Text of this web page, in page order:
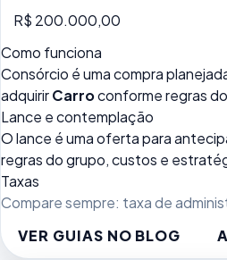
R$ 200.000,00
Como funciona
Consórcio é uma compra
adquirirCarroconforme regras
Lance e contemplação
O lance é uma oferta para
regras do grupo, custos e
Taxas
Compare sempre: taxa de
VER GUIAS NO BLOG